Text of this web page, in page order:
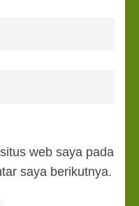
web saya pada
saya berikutnya.